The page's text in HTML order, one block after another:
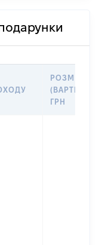
РОЗМІР
(ВАРТІСТЬ),
ГРН